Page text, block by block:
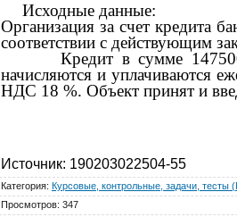
Исходные данные:
Организация за счет кредита
соответствии с действующим
Кредит в сумме
начисляются и уплачиваются
НДС 18 %. Объект принят и
Источник: 190203022504-55
Категория: Курсовые, контрольные, задачи, тесты
Просмотров: 347